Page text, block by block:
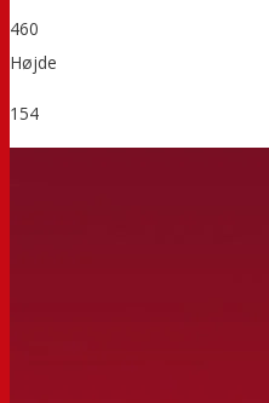
460
Højde
154